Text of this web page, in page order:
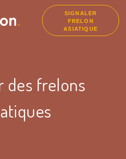
SIGNALER
FRELON
ASIATIQUE
des frelons